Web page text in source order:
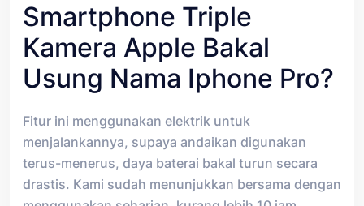
Smartphone Triple
Kamera Apple Bakal
Usung Nama Iphone Pro?
Fitur ini menggunakan elektrik untuk
menjalankannya, supaya andaikan digunakan
terus-menerus, daya baterai bakal turun secara
drastis. Kami sudah menunjukkan bersama dengan